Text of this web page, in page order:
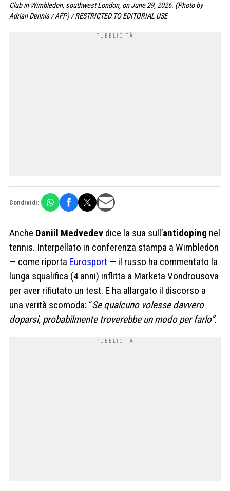
Club in Wimbledon, southwest London, on June 29, 2026. (Photo by
Adrian Dennis / AFP) / RESTRICTED TO EDITORIAL USE
Condividi:
Anche Daniil Medvedev dice la sua sull’antidoping nel
tennis. Interpellato in conferenza stampa a Wimbledon
— come riporta Eurosport — il russo ha commentato la
lunga squalifica (4 anni) inflitta a Marketa Vondrousova
per aver rifiutato un test. E ha allargato il discorso a
una verità scomoda: “Se qualcuno volesse davvero
doparsi, probabilmente troverebbe un modo per farlo”.